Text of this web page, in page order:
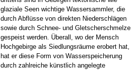
glaziale Seen wichtige Wassersammler, die
durch Abflüsse von direkten Niederschlägen
sowie durch Schnee- und Gletscherschmelze
gespeist werden. Überall, wo der Mensch
Hochgebirge als Siedlungsräume erobert hat,
hat er diese Form von Wasserspeicherung
durch zahlreiche künstlich angelegte